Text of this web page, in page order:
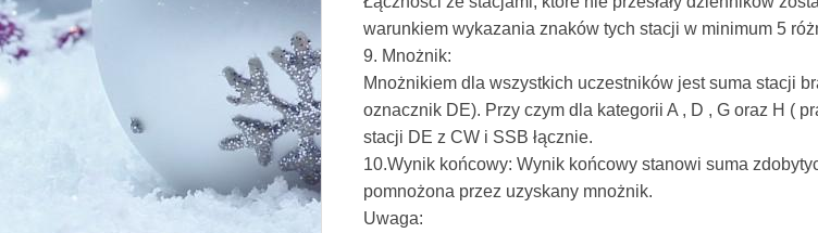
warunkiem wykazania znaków tych stacji w minimum 5
9. Mnożnik:
Mnożnikiem dla wszystkich uczestników jest suma stacji
oznacznik DE). Przy czym dla kategorii A , D , G oraz H (
stacji DE z CW i SSB łącznie.
10.Wynik końcowy: Wynik końcowy stanowi suma
pomnożona przez uzyskany mnożnik.
Uwaga: